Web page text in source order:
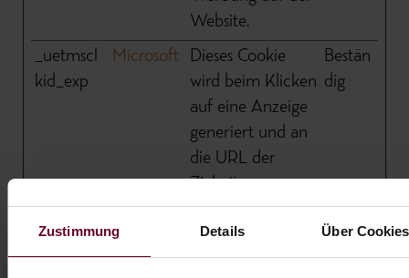
Zustimmung Details Über Cookies
Website.
_uetmscl
kid_exp
Microsoft
Dieses Cookie
wird beim Klicken
auf eine Anzeige
generiert und an
die URL der
angehängt, wenn
die automatische
Tagging-Funktion
Bestän
dig